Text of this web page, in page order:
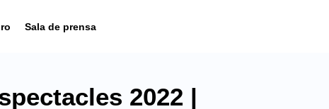
Sala de prensa
2022 |